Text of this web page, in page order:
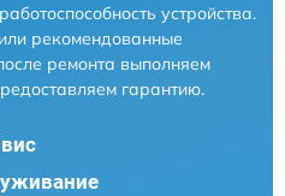
устройства.
рекомендованные
ремонта выполняем
гарантию.